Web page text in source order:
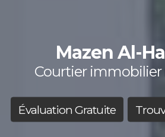
Mazen Al-
Courtier immobilier
Évaluation Gratuite